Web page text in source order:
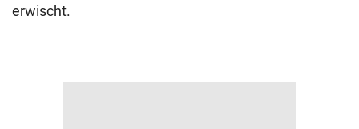
erwischt.